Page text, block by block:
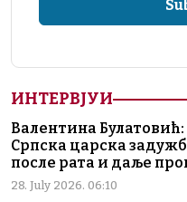
ИНТЕРВЈУИ
Валентина Булатовић:
Српска царска
после рата и даље
28. July 2026. 06:10